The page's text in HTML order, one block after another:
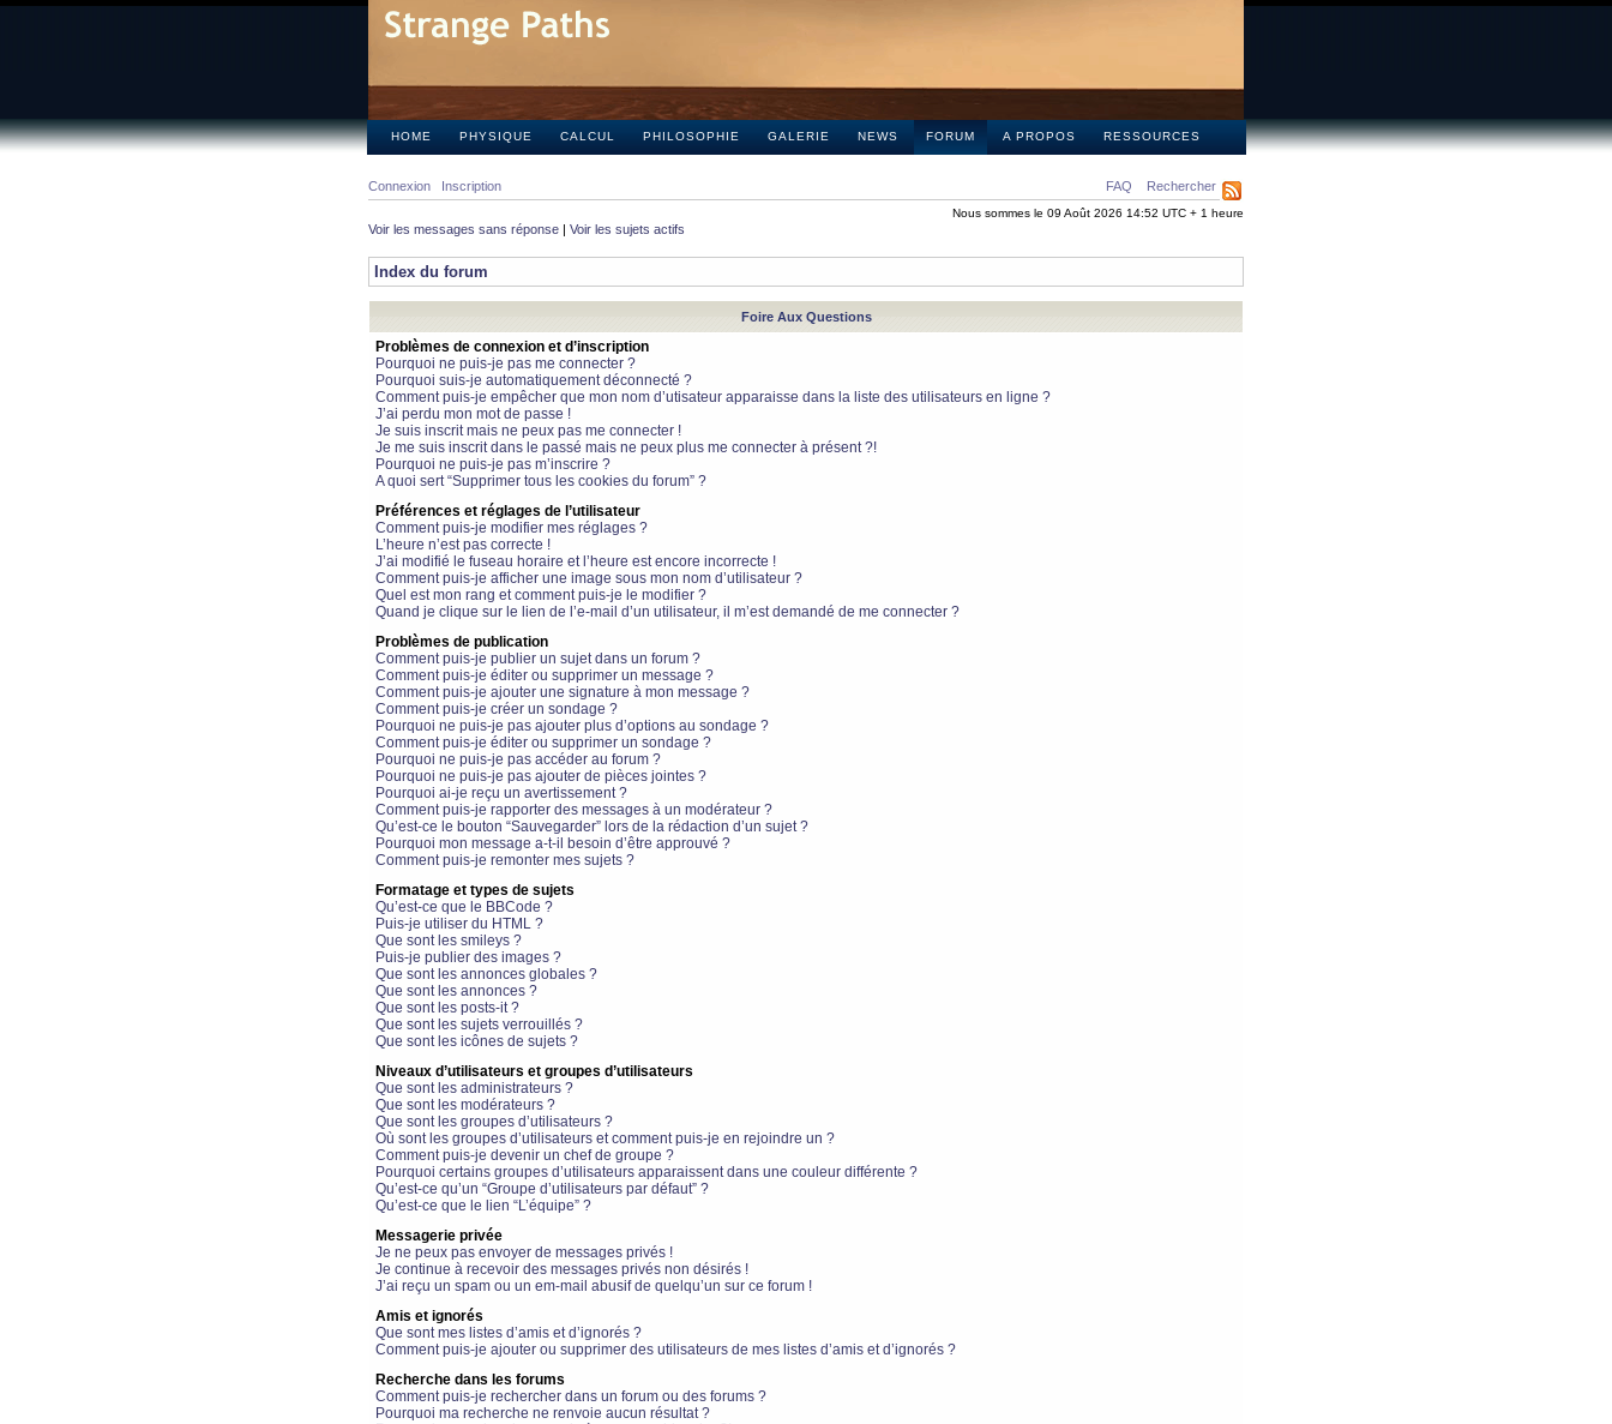
HOME PHYSIQUE CALCUL PHILOSOPHIE GALERIE NEWS FORUM A PROPOS RESSOURCES
FAQ Rechercher
Connexion Inscription
Nous sommes le 09 Août 2026 14:52 UTC + 1 heure
Voir les messages sans réponse | Voir les sujets actifs
Index du forum
Foire Aux Questions
Problèmes de connexion et d’inscription
Pourquoi ne puis-je pas me connecter ?
Pourquoi suis-je automatiquement déconnecté ?
Comment puis-je empêcher que mon nom d’utisateur apparaisse dans la liste des utilisateurs en ligne ?
J’ai perdu mon mot de passe !
Je suis inscrit mais ne peux pas me connecter !
Je me suis inscrit dans le passé mais ne peux plus me connecter à présent ?!
Pourquoi ne puis-je pas m’inscrire ?
A quoi sert “Supprimer tous les cookies du forum” ?
Préférences et réglages de l’utilisateur
Comment puis-je modifier mes réglages ?
L’heure n’est pas correcte !
J’ai modifié le fuseau horaire et l’heure est encore incorrecte !
Comment puis-je afficher une image sous mon nom d’utilisateur ?
Quel est mon rang et comment puis-je le modifier ?
Quand je clique sur le lien de l’e-mail d’un utilisateur, il m’est demandé de me connecter ?
Problèmes de publication
Comment puis-je publier un sujet dans un forum ?
Comment puis-je éditer ou supprimer un message ?
Comment puis-je ajouter une signature à mon message ?
Comment puis-je créer un sondage ?
Pourquoi ne puis-je pas ajouter plus d’options au sondage ?
Comment puis-je éditer ou supprimer un sondage ?
Pourquoi ne puis-je pas accéder au forum ?
Pourquoi ne puis-je pas ajouter de pièces jointes ?
Pourquoi ai-je reçu un avertissement ?
Comment puis-je rapporter des messages à un modérateur ?
Qu’est-ce le bouton “Sauvegarder” lors de la rédaction d’un sujet ?
Pourquoi mon message a-t-il besoin d’être approuvé ?
Comment puis-je remonter mes sujets ?
Formatage et types de sujets
Qu’est-ce que le BBCode ?
Puis-je utiliser du HTML ?
Que sont les smileys ?
Puis-je publier des images ?
Que sont les annonces globales ?
Que sont les annonces ?
Que sont les posts-it ?
Que sont les sujets verrouillés ?
Que sont les icônes de sujets ?
Niveaux d’utilisateurs et groupes d’utilisateurs
Que sont les administrateurs ?
Que sont les modérateurs ?
Que sont les groupes d’utilisateurs ?
Où sont les groupes d’utilisateurs et comment puis-je en rejoindre un ?
Comment puis-je devenir un chef de groupe ?
Pourquoi certains groupes d’utilisateurs apparaissent dans une couleur différente ?
Qu’est-ce qu’un “Groupe d’utilisateurs par défaut” ?
Qu’est-ce que le lien “L’équipe” ?
Messagerie privée
Je ne peux pas envoyer de messages privés !
Je continue à recevoir des messages privés non désirés !
J’ai reçu un spam ou un em-mail abusif de quelqu’un sur ce forum !
Amis et ignorés
Que sont mes listes d’amis et d’ignorés ?
Comment puis-je ajouter ou supprimer des utilisateurs de mes listes d’amis et d’ignorés ?
Recherche dans les forums
Comment puis-je rechercher dans un forum ou des forums ?
Pourquoi ma recherche ne renvoie aucun résultat ?